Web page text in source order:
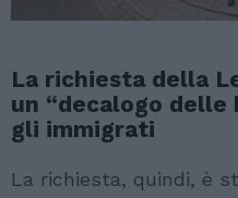
La richiesta della
un “decalogo delle
gli immigrati
La richiesta, quindi, è